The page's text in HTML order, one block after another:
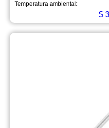
Temperatura ambiental:
$